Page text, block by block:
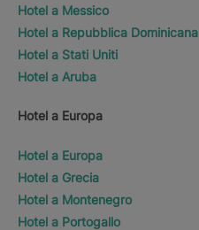
Hotel a Messico
Hotel a Repubblica Dominicana
Hotel a Stati Uniti
Hotel a Aruba
Hotel a Europa
Hotel a Europa
Hotel a Grecia
Hotel a Montenegro
Hotel a Portogallo